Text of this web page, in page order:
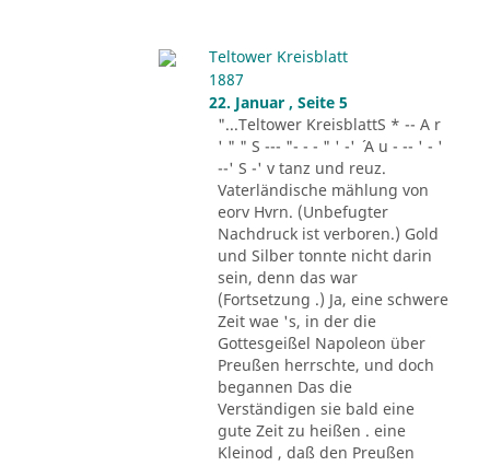
Teltower Kreisblatt
1887
22. Januar , Seite 5
"...Teltower KreisblattS * -- A r
' " " S --- "- - - " ' -' ´ A u - -- ' - '
--' S -' v tanz und reuz.
Vaterländische mählung von
eorv Hvrn. (Unbefugter
Nachdruck ist verboren.) Gold
und Silber tonnte nicht darin
sein, denn das war
(Fortsetzung .) Ja, eine schwere
Zeit wae 's, in der die
Gottesgeißel Napoleon über
Preußen herrschte, und doch
begannen Das die
Verständigen sie bald eine
gute Zeit zu heißen . eine
Kleinod , daß den Preußen